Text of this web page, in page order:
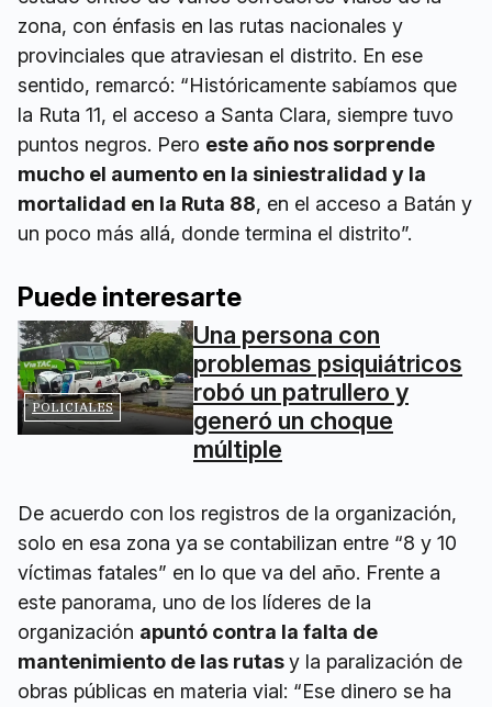
zona, con énfasis en las rutas nacionales y
provinciales que atraviesan el distrito. En ese
sentido, remarcó: “Históricamente sabíamos que
la Ruta 11, el acceso a Santa Clara, siempre tuvo
puntos negros. Pero este año nos sorprende
mucho el aumento en la siniestralidad y la
mortalidad en la Ruta 88, en el acceso a Batán y
un poco más allá, donde termina el distrito”.
Puede interesarte
POLICIALES
Una persona con
problemas psiquiátricos
robó un patrullero y
generó un choque
múltiple
De acuerdo con los registros de la organización,
solo en esa zona ya se contabilizan entre “8 y 10
víctimas fatales” en lo que va del año. Frente a
este panorama, uno de los líderes de la
organización apuntó contra la falta de
mantenimiento de las rutasy la paralización de
obras públicas en materia vial: “Ese dinero se ha